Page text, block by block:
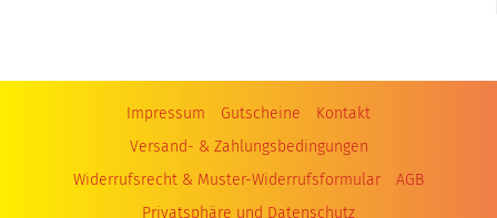
Impressum Gutscheine
Kontakt
Versand- & Zahlungsbedingungen
Widerrufsrecht & Muster-Widerrufsformular
AGB
Privatsphäre und Datenschutz